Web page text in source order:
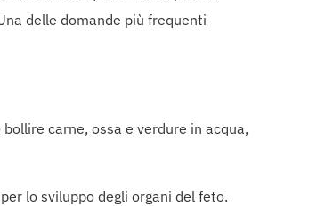
delle domande più frequenti
carne, ossa e verdure in acqua,
lo sviluppo degli organi del feto.